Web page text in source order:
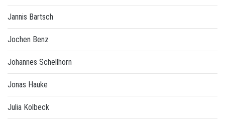
Jannis Bartsch
Jochen Benz
Johannes Schellhorn
Jonas Hauke
Julia Kolbeck